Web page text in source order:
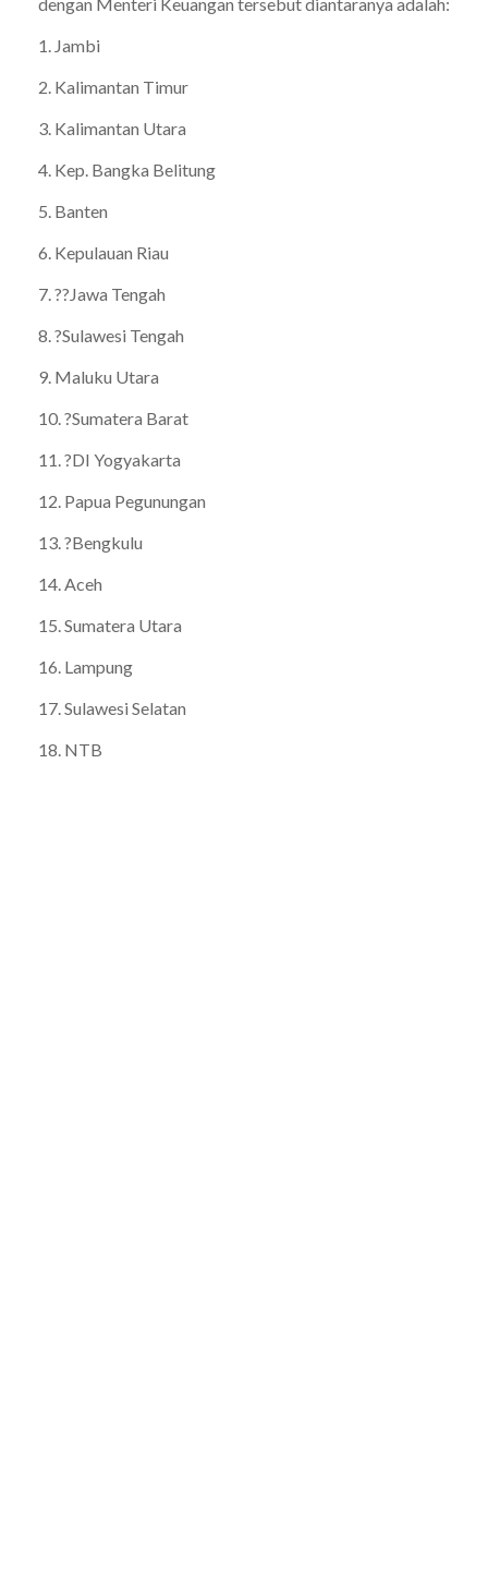
1. Jambi
2. Kalimantan Timur
3. Kalimantan Utara
4. Kep. Bangka Belitung
5. Banten
6. Kepulauan Riau
7. ??Jawa Tengah
8. ?Sulawesi Tengah
9. Maluku Utara
10. ?Sumatera Barat
11. ?DI Yogyakarta
12. Papua Pegunungan
13. ?Bengkulu
14. Aceh
15. Sumatera Utara
16. Lampung
17. Sulawesi Selatan
18. NTB